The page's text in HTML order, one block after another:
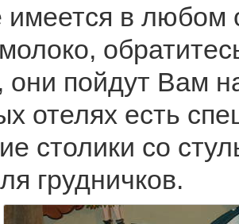
имеется в любом
они пойдут Вам
отелях есть
столики со
грудничков.